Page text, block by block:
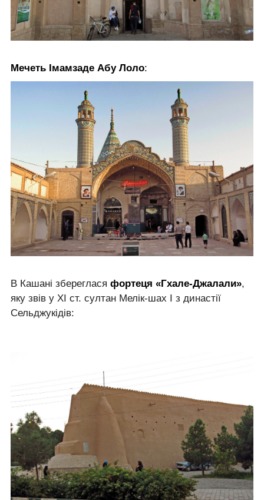
Мечеть Імамзаде Абу Лоло:
В Кашані збереглася фортеця «Гхале-Джалали»,
яку звів у XI ст. султан Мелік-шах I з династії
Сельджукідів: